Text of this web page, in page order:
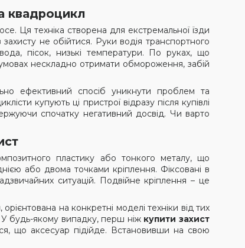
квадроцикл
Ця техніка створена для екстремальної їзди
не обійтися. Руки водія транспортного
пісок, низькі температури. По руках, що
нескладно отримати обмороження, забій
ефективний спосіб уникнути проблем та
купують ці пристрої відразу після купівлі
спочатку негативний досвід. Чи варто
пластику або тонкого металу, що
або двома точками кріплення. Фіксовані в
ситуацій. Подвійне кріплення – це
на конкретні моделі техніки від тих
У будь-якому випадку, перш ніж купити захист
що аксесуар підійде. Встановивши на свою